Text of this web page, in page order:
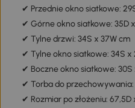
✔ Przednie okno siatkowe:
✔ Górne okno siatkowe: 35D
✔ Tylne drzwi: 34S x 37W cm
✔ Tylne okno siatkowe: 34S x
✔ Boczne okno siatkowe: 30S
✔ Torba do przechowywania:
✔ Rozmiar po złożeniu: 67,5D